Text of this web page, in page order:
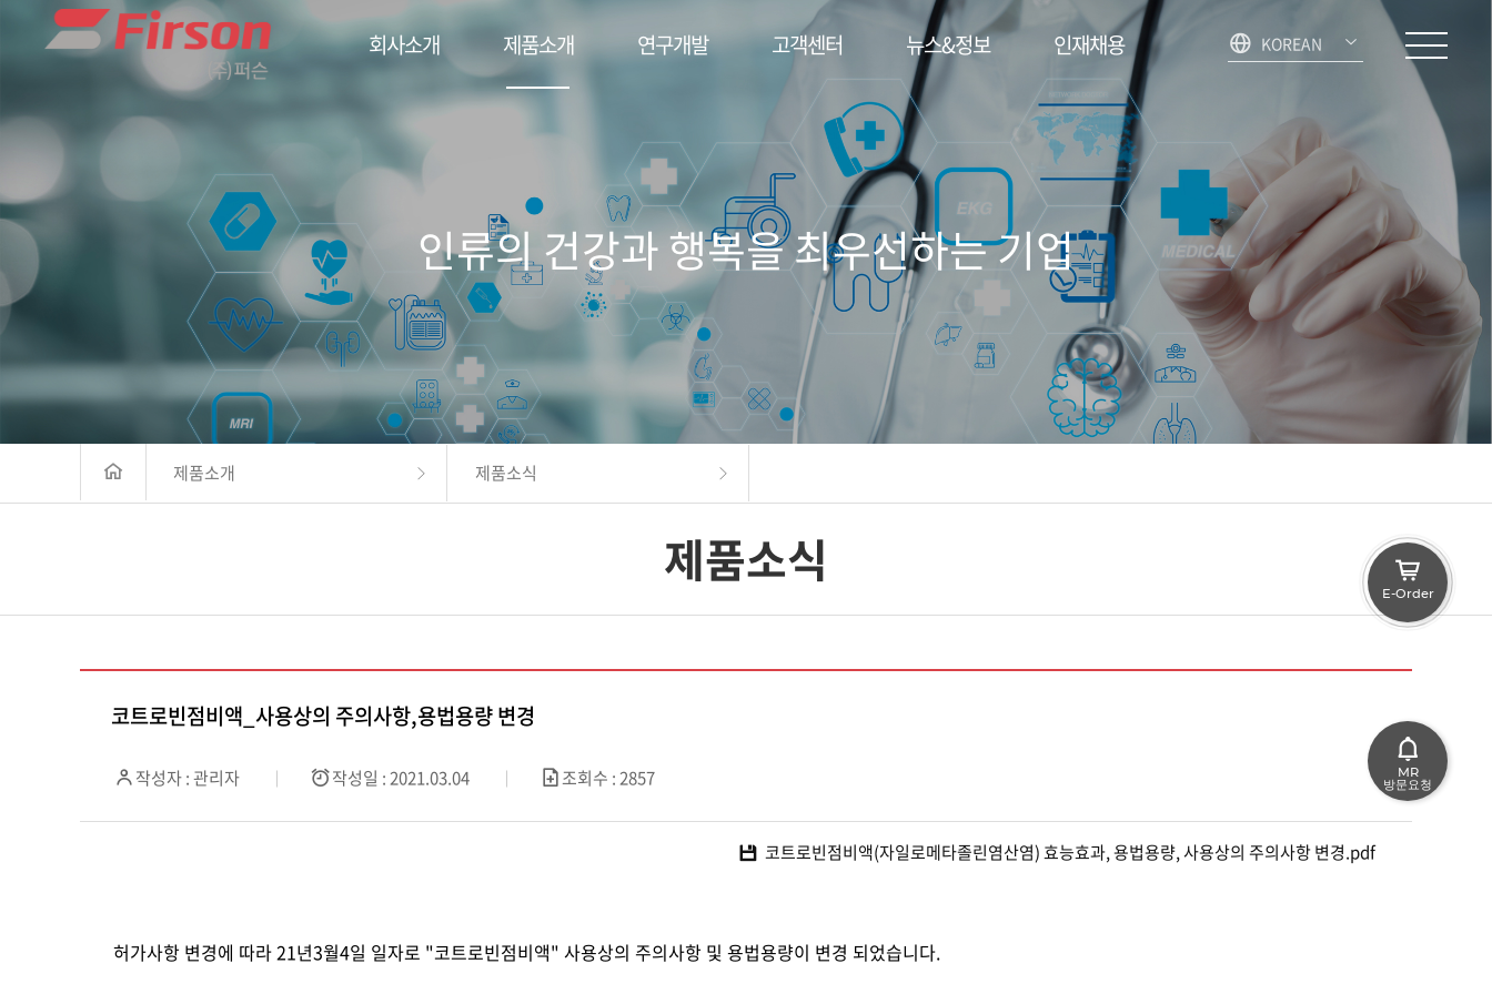
MR
방문요청
E-Order
회사소개 제품소개 연구개발 고객센터 뉴스&정보 인재채용 KOREAN
인류의 건강과 행복을 최우선하는 기업
제품소개 제품소식
제품소식
코트로빈점비액_사용상의 주의사항,용법용량 변경
작성자 : 관리자 작성일 : 2021.03.04 조회수 : 2857
코트로빈점비액(자일로메타졸린염산염) 효능효과, 용법용량, 사용상의 주의사항 변경.pdf
허가사항 변경에 따라 21년3월4일 일자로 "코트로빈점비액" 사용상의 주의사항 및 용법용량이 변경 되었습니다.